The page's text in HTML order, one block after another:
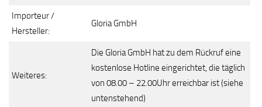
Importeur /
Hersteller:
Gloria GmbH
Weiteres:
Die Gloria GmbH hat zu dem Rückruf eine
kostenlose Hotline eingerichtet, die täglich
von 08.00 – 22.00Uhr erreichbar ist (siehe
untenstehend)